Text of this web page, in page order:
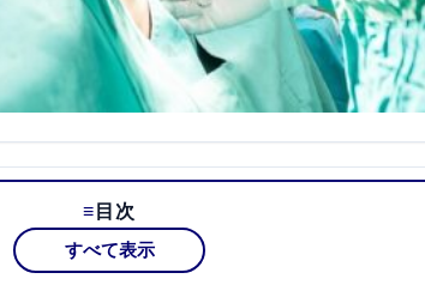
目次
すべて表示